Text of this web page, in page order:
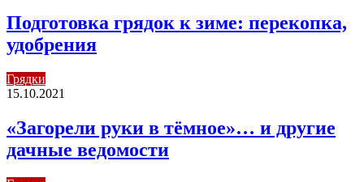
Подготовка грядок к зиме: перекопка,
удобрения
Грядки
15.10.2021
«Загорели руки в тёмное»… и другие
дачные ведомости